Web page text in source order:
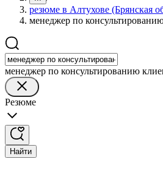
резюме в Алтухове (Брянская
менеджер по
менеджер по консультированию
Резюме
Найти